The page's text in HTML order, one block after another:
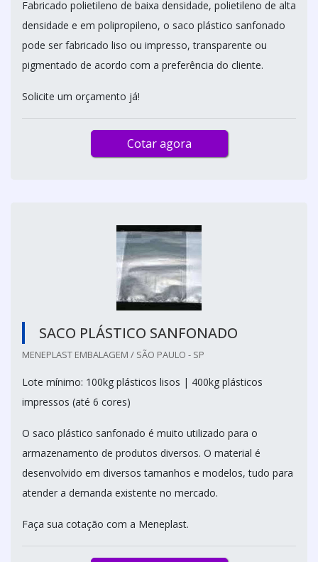
Fabricado polietileno de baixa densidade, polietileno de alta
densidade e em polipropileno, o saco plástico sanfonado
pode ser fabricado liso ou impresso, transparente ou
pigmentado de acordo com a preferência do cliente.
Solicite um orçamento já!
Cotar agora
SACO PLÁSTICO SANFONADO
MENEPLAST EMBALAGEM / SÃO PAULO - SP
Lote mínimo: 100kg plásticos lisos | 400kg plásticos
impressos (até 6 cores)
O saco plástico sanfonado é muito utilizado para o
armazenamento de produtos diversos. O material é
desenvolvido em diversos tamanhos e modelos, tudo para
atender a demanda existente no mercado.
Faça sua cotação com a Meneplast.